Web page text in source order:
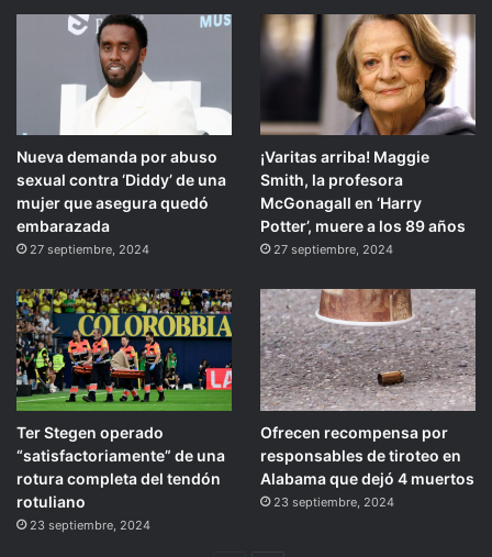
Nueva demanda por abuso
sexual contra ‘Diddy’ de una
mujer que asegura quedó
embarazada
27 septiembre, 2024
¡Varitas arriba! Maggie
Smith, la profesora
McGonagall en ‘Harry
Potter’, muere a los 89 años
27 septiembre, 2024
Ter Stegen operado
“satisfactoriamente” de una
rotura completa del tendón
rotuliano
23 septiembre, 2024
Ofrecen recompensa por
responsables de tiroteo en
Alabama que dejó 4 muertos
23 septiembre, 2024